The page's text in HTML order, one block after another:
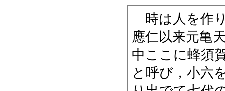
時は人を作
應仁以来元亀
中ここに蜂須
と呼び，小六